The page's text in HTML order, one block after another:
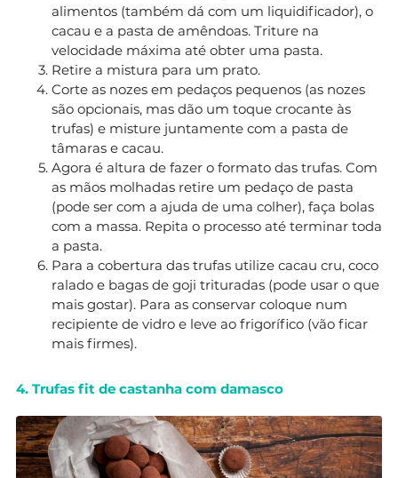
alimentos (também dá com um liquidificador), o
cacau e a pasta de amêndoas. Triture na
velocidade máxima até obter uma pasta.
Retire a mistura para um prato.
Corte as nozes em pedaços pequenos (as nozes
são opcionais, mas dão um toque crocante às
trufas) e misture juntamente com a pasta de
tâmaras e cacau.
Agora é altura de fazer o formato das trufas. Com
as mãos molhadas retire um pedaço de pasta
(pode ser com a ajuda de uma colher), faça bolas
com a massa. Repita o processo até terminar toda
a pasta.
Para a cobertura das trufas utilize cacau cru, coco
ralado e bagas de goji trituradas (pode usar o que
mais gostar). Para as conservar coloque num
recipiente de vidro e leve ao frigorífico (vão ficar
mais firmes).
4. Trufas fit de castanha com damasco